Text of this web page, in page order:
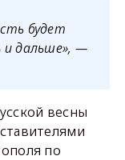
будет
и дальше», —
весны
по